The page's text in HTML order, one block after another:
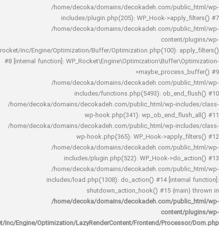
/home/decoka/domains/decokadeh.com/
includes/plugin.php(205): WP_Hook-
/home/decoka/domains/decokadeh.com/
rocket/inc/Engine/Optimization/Buffer/Optimization.php(100):
#8 [internal function]:
/home/decoka/domains/decokadeh.com/
includes/functions.php(5493):
/home/decoka/domains/decokadeh.com/public_html/wp-
wp-hook.php(341):
/home/decoka/domains/decokadeh.com/public_html/wp-
wp-hook.php(365): WP_Hook-
/home/decoka/domains/decokadeh.com/
includes/plugin.php(522): WP_Hook-
/home/decoka/domains/decokadeh.com/
includes/load.php(1308): do_action() #14
shutdown_action_hook() #15
/home/decoka/domains/decokadeh.com/
rocket/inc/Engine/Optimization/LazyRenderContent/Frontend/